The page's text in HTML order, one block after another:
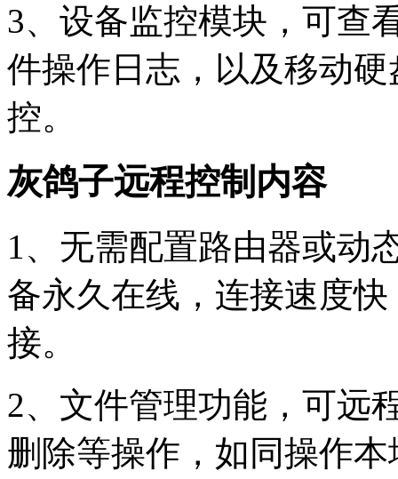
3、设备监控模块，可查
件操作日志，以及移动
控。
灰鸽子远程控制内容
1、无需配置路由器或动
备永久在线，连接速度
接。
2、文件管理功能，可远
删除等操作，如同操作